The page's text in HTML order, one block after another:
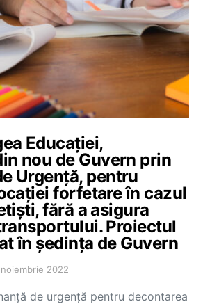
Educației,
nou de Guvern prin
Urgență, pentru
forfetare în cazul
fără a asigura
Proiectul
în ședința de Guvern
noiembrie 2022
de urgență pentru decontarea